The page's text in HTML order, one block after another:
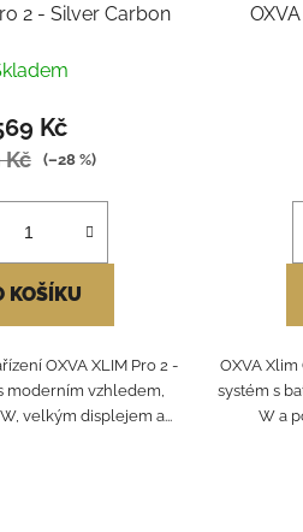
2 - Silver Carbon
Kč
Kč (–28 %)
KOŠÍKU
OXVA XLIM Pro 2 -
moderním vzhledem,
velkým displejem a...
OXVA
systém s
W a